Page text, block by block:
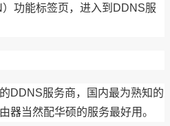
功能标签页，进入到DDNS服
DDNS服务商，国内最为熟知的
器当然配华硕的服务最好用。